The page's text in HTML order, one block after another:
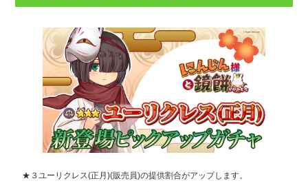
★３ユーリクレス(正月)(販売員)の提供割合がアップします。